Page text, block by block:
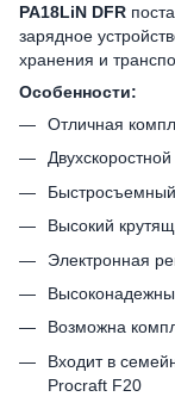
PA18LiN DFR
зарядное
хранения и
Особенности:
Отличная
Высокий
Электронная
Возможна
Входит в
Procraft F20